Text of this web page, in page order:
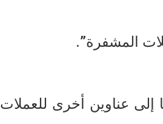
المشفرة”.
إلى عناوين أخرى للعملات